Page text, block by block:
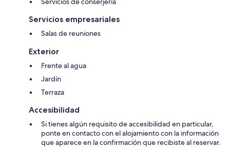
Servicios empresariales
Salas de reuniones
Exterior
Frente al agua
Jardín
Terraza
Accesibilidad
Si tienes algún requisito de accesibilidad en particular,
ponte en contacto con el alojamiento con la información
que aparece en la confirmación que recibiste al reservar.